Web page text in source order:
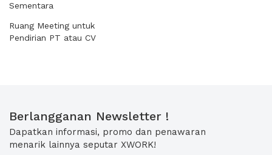
Sementara
Ruang Meeting untuk
Pendirian PT atau CV
Berlangganan Newsletter !
Dapatkan informasi, promo dan penawaran
menarik lainnya seputar XWORK!